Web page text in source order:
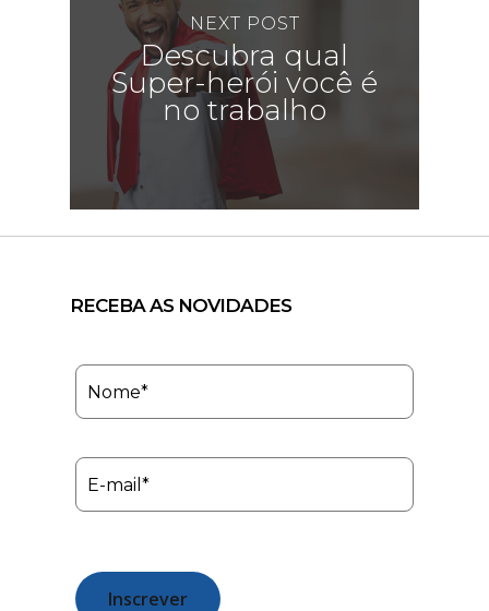
NEXT POST
Descubra qual
Super-herói você é
no trabalho
RECEBA AS NOVIDADES